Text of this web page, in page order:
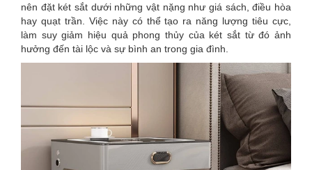
nên đặt két sắt dưới những vật nặng như giá sách, điều hòa
hay quạt trần. Việc này có thể tạo ra năng lượng tiêu cực,
làm suy giảm hiệu quả phong thủy của két sắt từ đó ảnh
hưởng đến tài lộc và sự bình an trong gia đình.